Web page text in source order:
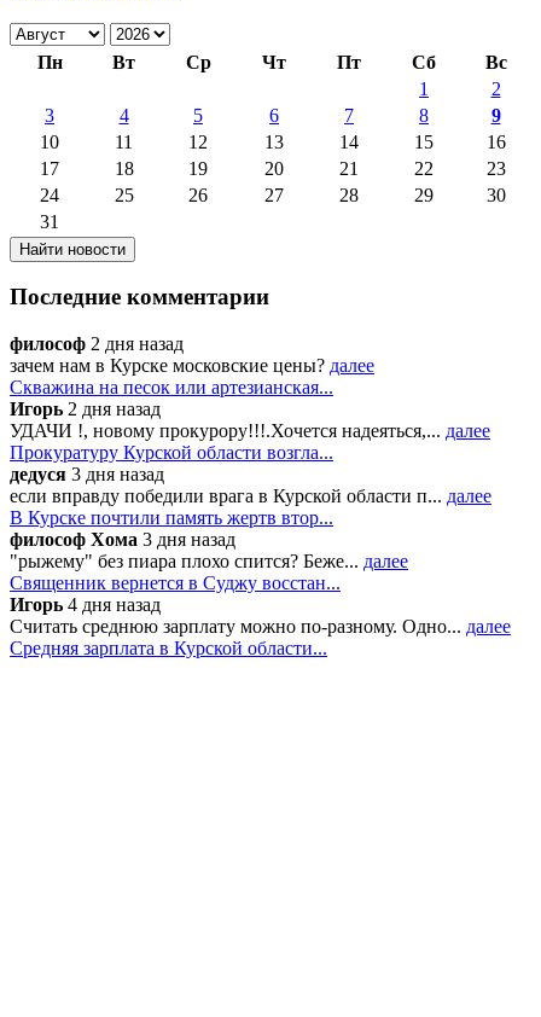
Пн Вт Ср Чт Пт Сб
Вс
1
2
3
4 5 6 7 8
9
10
11 12 13 14 15
16
17
18 19 20 21 22
23
24
25 26 27 28 29
30
31
Последние комментарии
философ 2 дня назад
зачем нам в Курске московские цены? далее
Скважина на песок или артезианская...
Игорь 2 дня назад
УДАЧИ !, новому прокурору!!!.Хочется надеяться,... далее
Прокуратуру Курской области возгла...
дедуся 3 дня назад
если вправду победили врага в Курской области п... далее
В Курске почтили память жертв втор...
философ Хома 3 дня назад
"рыжему" без пиара плохо спится? Беже... далее
Священник вернется в Суджу восстан...
Игорь 4 дня назад
Считать среднюю зарплату можно по-разному. Одно... далее
Средняя зарплата в Курской области...